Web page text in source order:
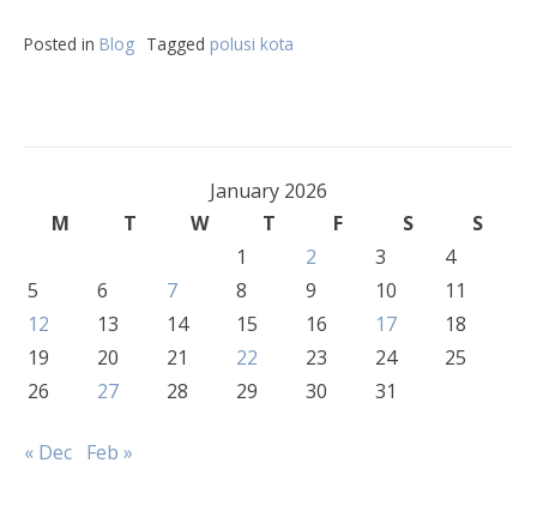
Posted in Blog Tagged polusi kota
January 2026
M
T W T F S
S
1
2 3
4
5
6 7 8 9 10
11
12
13 14 15 16 17
18
19
20 21 22 23 24
25
26
27 28 29 30 31
« Dec Feb »